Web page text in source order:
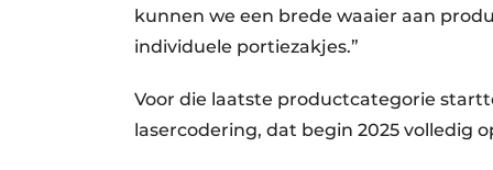
kunnen we een brede waaier aan
individuele portiezakjes.”
Voor die laatste productcategorie
lasercodering, dat begin 2025 volledig